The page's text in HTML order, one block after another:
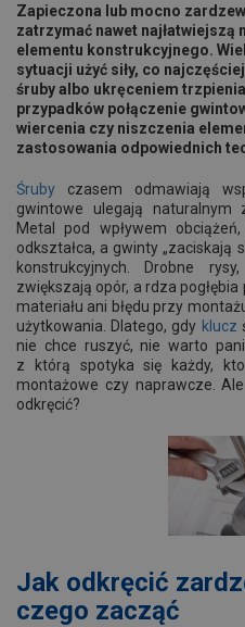
Zapieczona lub mocno
zatrzymać nawet najłatwiejszą
elementu konstrukcyjnego.
sytuacji użyć siły, co
śruby albo ukręceniem
przypadków połączenie
wiercenia czy niszczenia
zastosowania odpowiednich
Śruby czasem odmawiają
gwintowe ulegają naturalnym
Metal pod wpływem
odkształca, a gwinty „zaciskają
konstrukcyjnych. Drobne
zwiększają opór, a rdza
materiału ani błędu przy
użytkowania. Dlatego, gdy klucz
nie chce ruszyć, nie warto
z którą spotyka się każdy,
montażowe czy naprawcze.
odkręcić?
Jak odkręcić
czego zacząć